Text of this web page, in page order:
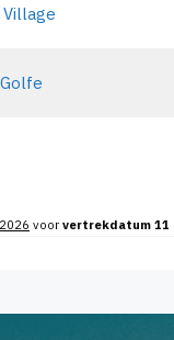
voor vertrekdatum 11